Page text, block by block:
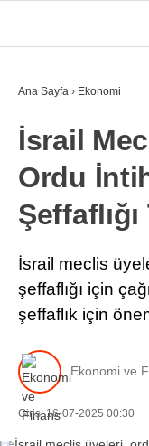
GÜNDEM
EKONOMI
FINANS
BORSA
KRIPTO
TEKNOLOJI
OTOMOBIL
Ana Sayfa › Ekonomi
İsrail
Ordu
İsrail meclis
şeffaflığı için
şeffaflık için
Ekonomi ve
Giriş: 16-07-2025 00:30